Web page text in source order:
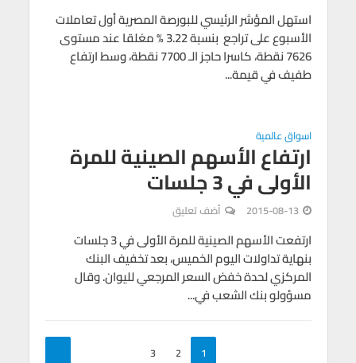
استهل المؤشر الرئيسي للبورصة المصرية أول تعاملات
الأسبوع على تراجع بنسبة 3.22 % مغلقا عند مستوى
7626 نقطة، كاسرا حاجز الـ 7700 نقطة، وسط ارتفاع
طفيف في قيمة...
اسواق عالمية
ارتفاع الأسهم الصينية للمرة
الأولى في 3 جلسات
2015-08-13 أضف تعليق
ارتفعت الأسهم الصينية للمرة الأولى في 3 جلسات
بنهاية تداولات اليوم الخميس، بعد تخفيف البنك
المركزي لحدة خفض السعر المرجعي لليوان. وقال
مسؤولو بنك الشعب في...
1
2
3